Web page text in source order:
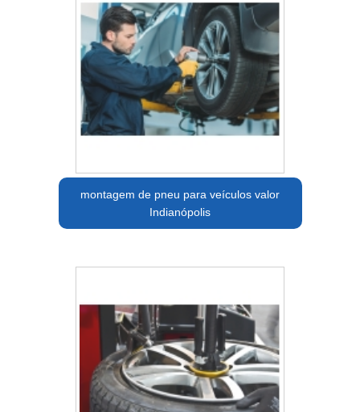
montagem de pneu para veículos valor
Indianópolis